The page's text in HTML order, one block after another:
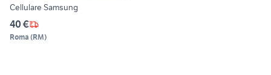
Cellulare Samsung
40 €
Roma (RM)